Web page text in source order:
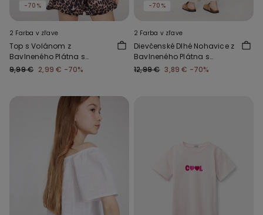
-70%
2 Farba v zľave
Top s Volánom z
Bavlneného Plátna s
Ľanovým Efektom
9,99 € 2,99 € -70%
-70%
2 Farba v zľave
Dievčenské Dlhé Nohavice z
Bavlneného Plátna s
Ľanovým Efektom
12,99 € 3,89 € -70%